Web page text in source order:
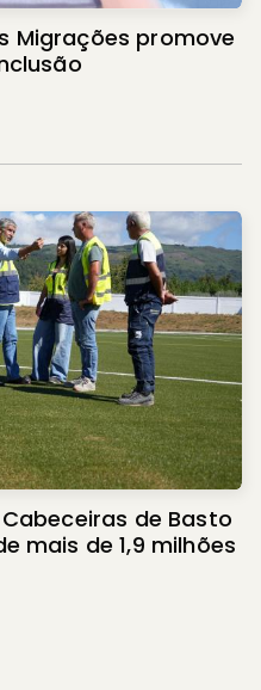
Migrações promove
de Basto
mais de 1,9 milhões